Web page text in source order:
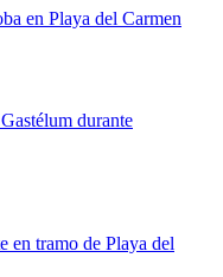
en Playa del Carmen
durante
en tramo de Playa del